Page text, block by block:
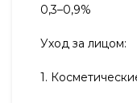
0,3–0,9%
Уход за лицом:
1.